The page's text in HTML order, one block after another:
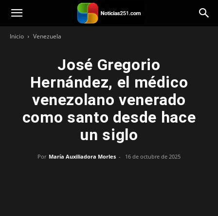
Noticias251
Inicio Venezuela
José Gregorio
Hernández, el médico
venezolano venerado
como santo desde hace
un siglo
Por María Auxiliadora Morles - 16 de octubre de 2025